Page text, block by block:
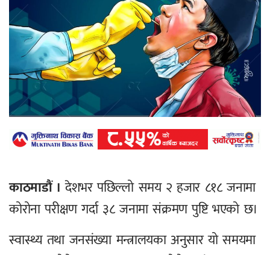
काठमाडौं । देशभर पछिल्लो समय २ हजार ८१८ जनामा
कोरोना परीक्षण गर्दा ३८ जनामा संक्रमण पुष्टि भएको छ।
स्वास्थ्य तथा जनसंख्या मन्त्रालयका अनुसार यो समयमा